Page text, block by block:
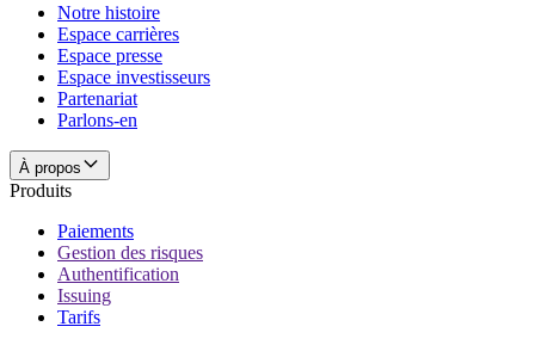
Notre histoire
Espace carrières
Espace presse
Espace investisseurs
Partenariat
Parlons-en
À propos
Produits
Paiements
Gestion des risques
Authentification
Issuing
Tarifs